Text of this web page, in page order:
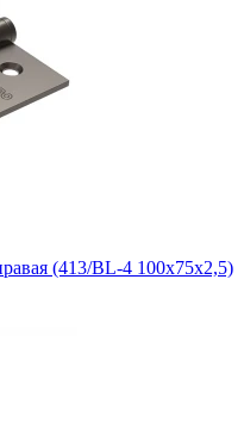
(413/BL-4 100x75x2,5)